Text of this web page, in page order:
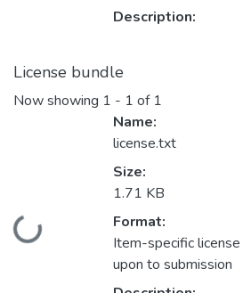
Description:
License bundle
Now showing 1 - 1 of 1
Name:
license.txt
Size:
1.71 KB
Format:
Item-specific
upon to submission